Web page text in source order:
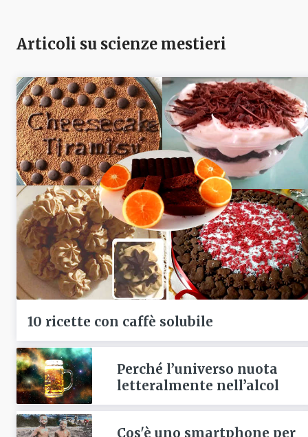
Articoli su scienze mestieri
10 ricette con caffè solubile
Perché l’universo nuota
letteralmente nell’alcol
Cos'è uno smartphone per